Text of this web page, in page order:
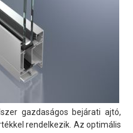
gazdaságos bejárati ajtó,
rendelkezik. Az optimális